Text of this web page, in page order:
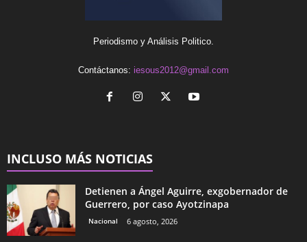
Periodismo y Análisis Politico.
Contáctanos: iesous2012@gmail.com
INCLUSO MÁS NOTICIAS
Detienen a Ángel Aguirre, exgobernador de
Guerrero, por caso Ayotzinapa
Nacional 6 agosto, 2026